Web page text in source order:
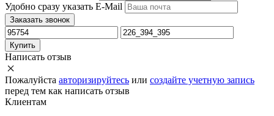
Удобно сразу указать E-Mail
Заказать звонок
Купить
Написать отзыв
Пожалуйста авторизируйтесь или создайте учетную запись
перед тем как написать отзыв
Клиентам